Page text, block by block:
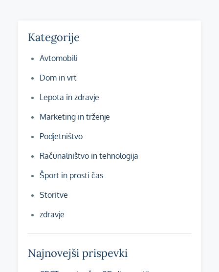
Kategorije
Avtomobili
Dom in vrt
Lepota in zdravje
Marketing in trženje
Podjetništvo
Računalništvo in tehnologija
Šport in prosti čas
Storitve
zdravje
Najnovejši prispevki